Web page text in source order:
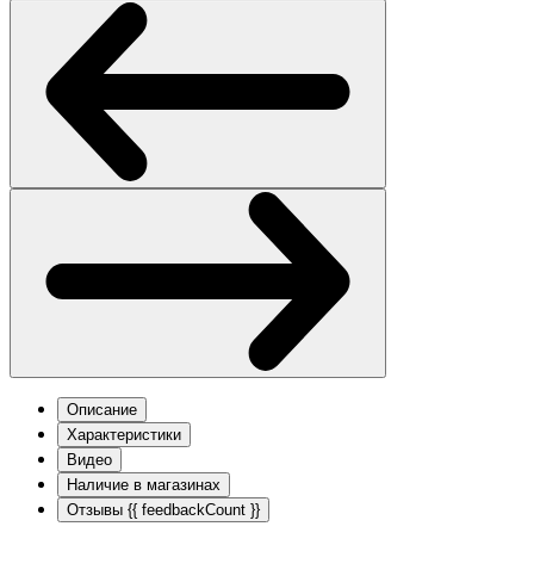
Описание
Характеристики
Видео
Наличие в магазинах
Отзывы {{ feedbackCount }}